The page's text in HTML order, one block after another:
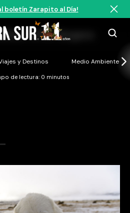
boletín Zarapito al Día!
y Destinos Medio Ambiente
©Pía Vergara
de lectura: 0 minutos